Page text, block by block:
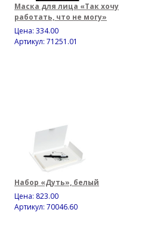
Маска для лица «Так хочу
работать, что не могу»
Цена: 334.00
Артикул: 71251.01
Набор «Дуть», белый
Цена: 823.00
Артикул: 70046.60